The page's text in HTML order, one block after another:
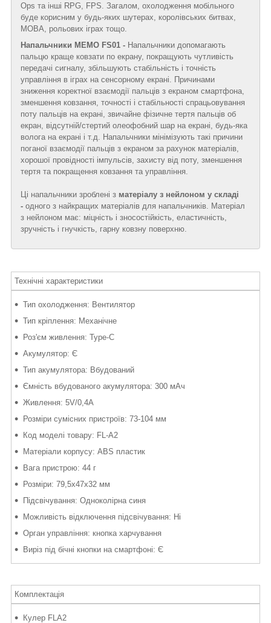
Ops та інші RPG, FPS. Загалом, охолодження мобільного
буде корисним у будь-яких шутерах, королівських битвах,
MOBA, рольових іграх тощо.
Напальчники MEMO FS01 - Напальчники допомагають
пальцю краще ковзати по екрану, покращують чутливість
передачі сигналу, збільшують стабільність і точність
управління в іграх на сенсорному екрані. Причинами
зниження коректної взаємодії пальців з екраном смартфона,
зменшення ковзання, точності і стабільності спрацьовування
поту пальців на екрані, звичайне фізичне тертя пальців об
екран, відсутній/стертий олеофобний шар на екрані, будь-яка
волога на екрані і т.д. Напальчники мінімізують такі причини
поганої взаємодії пальців з екраном за рахунок матеріалів,
хорошої провідності імпульсів, захисту від поту, зменшення
тертя та покращення ковзання та управління.
Ці напальчники зроблені з матеріалу з нейлоном у складі
- одного з найкращих матеріалів для напальчників. Матеріал
з нейлоном має: міцність і зносостійкість, еластичність,
зручність і гнучкість, гарну ковзну поверхню.
Технічні характеристики
Тип охолодження: Вентилятор
Тип кріплення: Механічне
Роз'єм живлення: Type-C
Акумулятор: Є
Тип акумулятора: Вбудований
Ємність вбудованого акумулятора: 300 мАч
Живлення: 5V/0,4A
Розміри сумісних пристроїв: 73-104 мм
Код моделі товару: FL-A2
Матеріали корпусу: ABS пластик
Вага пристрою: 44 г
Розміри: 79,5x47x32 мм
Підсвічування: Одноколірна синя
Можливість відключення підсвічування: Ні
Орган управління: кнопка харчування
Виріз під бічні кнопки на смартфоні: Є
Комплектація
Кулер FLA2